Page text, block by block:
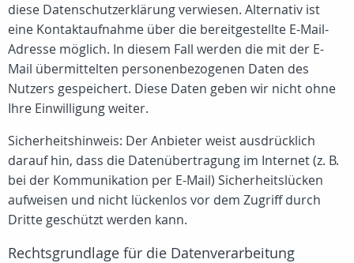
diese Datenschutzerklärung verwiesen. Alternativ ist
eine Kontaktaufnahme über die bereitgestellte E-Mail-
Adresse möglich. In diesem Fall werden die mit der E-
Mail übermittelten personenbezogenen Daten des
Nutzers gespeichert. Diese Daten geben wir nicht ohne
Ihre Einwilligung weiter.
Sicherheitshinweis: Der Anbieter weist ausdrücklich
darauf hin, dass die Datenübertragung im Internet (z. B.
bei der Kommunikation per E-Mail) Sicherheitslücken
aufweisen und nicht lückenlos vor dem Zugriff durch
Dritte geschützt werden kann.
Rechtsgrundlage für die Datenverarbeitung